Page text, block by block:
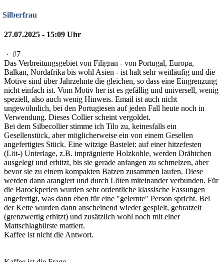
Silberfrau
27.07.2025 - 15:09 Uhr
· #7
Das Verbreitungsgebiet von Filigran - von Portugal, Europa,
Balkan, Nordafrika bis wohl Asien - ist halt sehr weitläufig und die
Motive sind über Jahrzehnte die gleichen, so dass eine Eingrenzung
nicht einfach ist. Vom Motiv her ist es gefällig und universell, wenig
speziell, also auch wenig Hinweis. Email ist auch nicht
ungewöhnlich, bei den Portugiesen auf jeden Fall heute noch in
Verwendung. Dieses Collier scheint vergoldet.
Bei dem Silbecollier stimme ich Tilo zu, keinesfalls ein
Gesellenstück, aber möglicherweise ein von einem Gesellen
angefertigtes Stück. Eine witzige Bastelei: auf einer hitzefesten
(Löt-) Unterlage, z.B. imprägnierte Holzkohle, werden Drähtchen
ausgelegt und erhitzt, bis sie gerade anfangen zu schmelzen, aber
bevor sie zu einem kompakten Batzen zusammen laufen. Diese
werden dann arangiert und durch Löten miteinander verbunden. Für
die Barockperlen wurden sehr ordentliche klassische Fassungen
angefertigt, was dann eben für eine "gelernte" Person spricht. Bei
der Kette wurden dann anscheinend wieder gespielt, gebratzelt
(grenzwertig erhitzt) und zusätzlich wohl noch mit einer
Mattschlagbürste mattiert.
Kaffee ist nicht die Antwort.